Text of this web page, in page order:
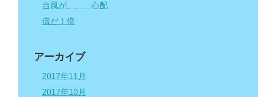
台風が、、、心配
倍だ！倍
アーカイブ
2017年11月
2017年10月